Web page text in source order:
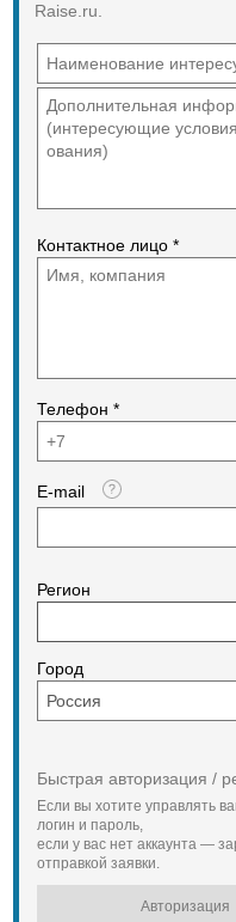
(РПУ
или
Тип
Raise.ru.
Контактное лицо *
Телефон *
E-mail
Регион
Город
Быстрая авторизация /
Если вы хотите управлять
логин и пароль,
если у вас нет аккаунта —
отправкой заявки.
Авторизация